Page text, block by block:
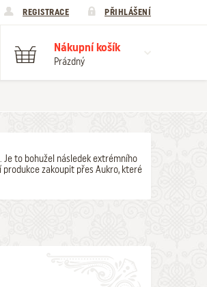
REGISTRACE PŘIHLÁŠENÍ
Nákupní košík
Prázdný
Je to bohužel následek extrémního
zakoupit přes Aukro, které